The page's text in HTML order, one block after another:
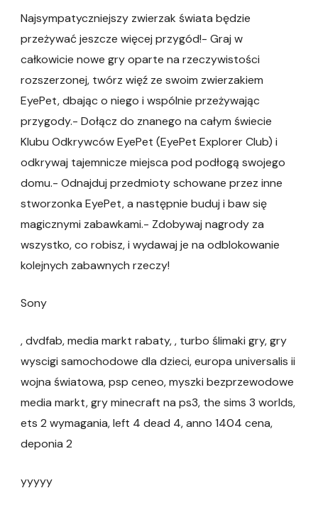
Najsympatyczniejszy zwierzak świata będzie
przeżywać jeszcze więcej przygód!- Graj w
całkowicie nowe gry oparte na rzeczywistości
rozszerzonej, twórz więź ze swoim zwierzakiem
EyePet, dbając o niego i wspólnie przeżywając
przygody.- Dołącz do znanego na całym świecie
Klubu Odkrywców EyePet (EyePet Explorer Club) i
odkrywaj tajemnicze miejsca pod podłogą swojego
domu.- Odnajduj przedmioty schowane przez inne
stworzonka EyePet, a następnie buduj i baw się
magicznymi zabawkami.- Zdobywaj nagrody za
wszystko, co robisz, i wydawaj je na odblokowanie
kolejnych zabawnych rzeczy!
Sony
, dvdfab, media markt rabaty, , turbo ślimaki gry, gry
wyscigi samochodowe dla dzieci, europa universalis ii
wojna światowa, psp ceneo, myszki bezprzewodowe
media markt, gry minecraft na ps3, the sims 3 worlds,
ets 2 wymagania, left 4 dead 4, anno 1404 cena,
deponia 2
yyyyy